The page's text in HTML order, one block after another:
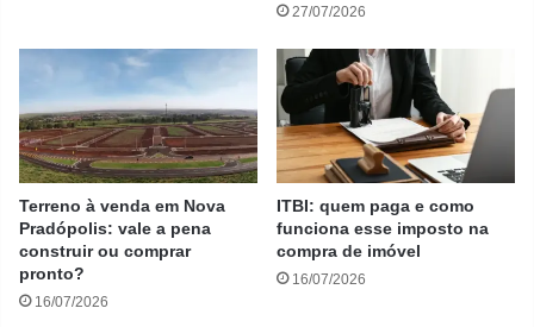
27/07/2026
Terreno à venda em Nova
Pradópolis: vale a pena
construir ou comprar
pronto?
16/07/2026
ITBI: quem paga e como
funciona esse imposto na
compra de imóvel
16/07/2026